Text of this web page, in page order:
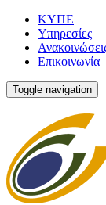
ΚΥΠΕ
Υπηρεσίες
Επικοινωνία
Toggle navigation